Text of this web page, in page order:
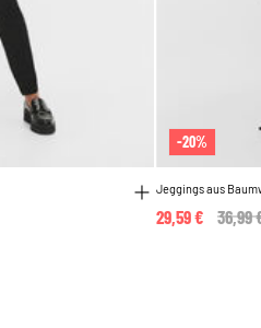
-20%
Jeggings aus
Price
36,99
29,59 €